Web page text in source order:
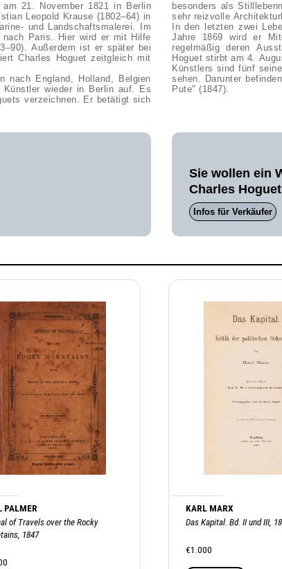
21. November 1821 in Berlin
Leopold Krause (1802–64) in
und Landschaftsmalerei. Im
nach Paris. Hier wird er mit Hilfe
Außerdem ist er später bei
Charles Hoguet zeitgleich mit
nach England, Holland, Belgien
wieder in Berlin auf. Es
verzeichnen. Er betätigt sich
besonders als
sehr reizvolle
In den letzten zwei
Jahre 1869 wird er
regelmäßig deren
Hoguet stirbt am 4.
Künstlers sind fünf
sehen. Darunter
Pute" (1847).
Sie wollen ein
Charles
Infos für Verkäufer
PALMER
of Travels over the Rocky
1847
KARL MARX
Das Kapital. Bd. II und III,
€1.000